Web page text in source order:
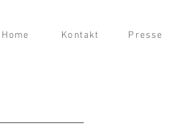
Home Kontakt Presse